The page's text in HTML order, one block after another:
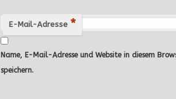
E-Mail-Adresse *
Name, E-Mail-Adresse und Website in diesem
speichern.